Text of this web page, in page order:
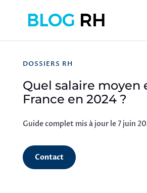
DOSSIERS RH
Quel salaire moyen
France en 2024 ?
Guide complet mis à jour le 7 juin
Contact